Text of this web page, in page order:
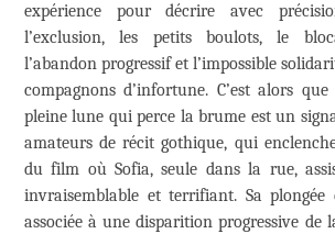
expérience pour décrire avec
l’exclusion, les petits boulots, le
l’abandon progressif et l’impossible
compagnons d’infortune. C’est alors
pleine lune qui perce la brume est un
amateurs de récit gothique, qui
du film où Sofia, seule dans la rue,
invraisemblable et terrifiant. Sa plongée
associée à une disparition progressive de